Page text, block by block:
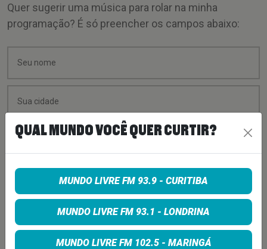
Quer sugerir uma música para rolar na minha
programação? É só preencher os campos abaixo:
QUAL MUNDO VOCÊ QUER CURTIR?
MUNDO LIVRE FM 93.9 - CURITIBA
MUNDO LIVRE FM 93.1 - LONDRINA
MUNDO LIVRE FM 102.5 - MARINGÁ